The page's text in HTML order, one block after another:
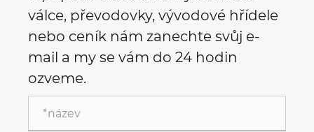
válce, převodovky, vývodové hřídele
nebo ceník nám zanechte svůj e-
mail a my se vám do 24 hodin
ozveme.